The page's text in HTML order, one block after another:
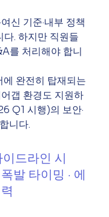
신 기준·내부 정책
. 하지만 직원들
를 처리해야 합니
완전히 탑재되는
갭 환경도 지원하
Q1 시행)의 보안·
니다.
드라인 시
발 타이밍 · 에